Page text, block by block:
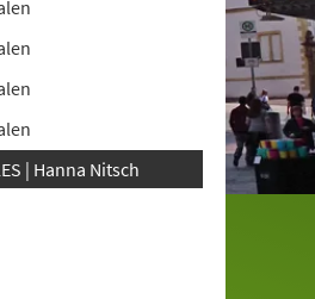
| Hanna Nitsch